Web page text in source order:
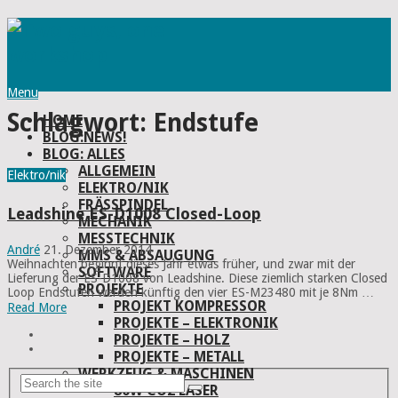
Menu
HOME
BLOG:NEWS!
BLOG: ALLES
ALLGEMEIN
ELEKTRO/NIK
FRÄSSPINDEL
MECHANIK
MESSTECHNIK
MMS & ABSAUGUNG
SOFTWARE
PROJEKTE
PROJEKT KOMPRESSOR
PROJEKTE – ELEKTRONIK
PROJEKTE – HOLZ
PROJEKTE – METALL
WERKZEUG & MASCHINEN
80W CO2 LASER
Schlagwort: Endstufe
Elektro/nik
Leadshine ES-D1008 Closed-Loop
André 21. Dezember 2014
Weihnachten beginnt dieses Jahr etwas früher, und zwar mit der
Lieferung der ES-D1008 von Leadshine. Diese ziemlich starken Closed
Loop Endstufen werden künftig den vier ES-M23480 mit je 8Nm …
Read More